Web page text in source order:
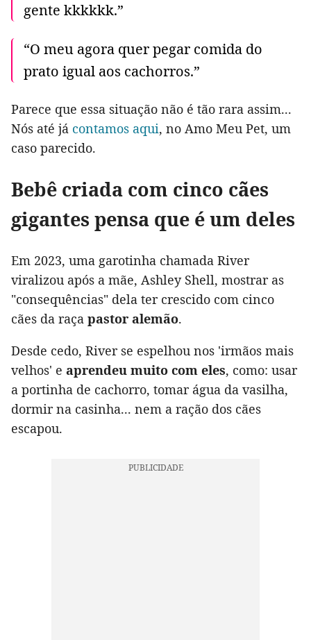
gente kkkkkk.”
“O meu agora quer pegar comida do
prato igual aos cachorros.”
Parece que essa situação não é tão rara assim...
Nós até já contamos aqui, no Amo Meu Pet, um
caso parecido.
Bebê criada com cinco cães
gigantes pensa que é um deles
Em 2023, uma garotinha chamada River
viralizou após a mãe, Ashley Shell, mostrar as
"consequências" dela ter crescido com cinco
cães da raça pastor alemão.
Desde cedo, River se espelhou nos 'irmãos mais
velhos' e aprendeu muito com eles, como: usar
a portinha de cachorro, tomar água da vasilha,
dormir na casinha... nem a ração dos cães
escapou.